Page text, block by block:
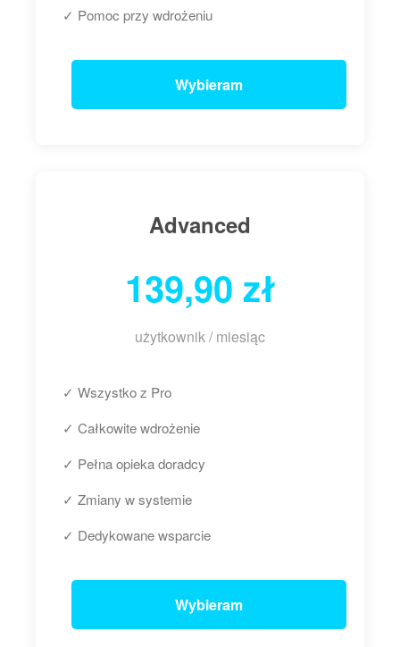
✓ Pomoc przy wdrożeniu
Wybieram
Advanced
139,90 zł
użytkownik / miesiąc
✓ Wszystko z Pro
✓ Całkowite wdrożenie
✓ Pełna opieka doradcy
✓ Zmiany w systemie
✓ Dedykowane wsparcie
Wybieram